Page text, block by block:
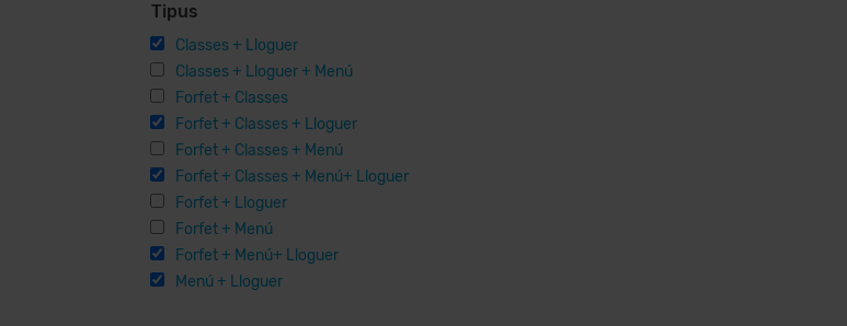
Tipus
Classes + Lloguer
Classes + Lloguer + Menú
Forfet + Classes
Forfet + Classes + Lloguer
Forfet + Classes + Menú
Forfet + Classes + Menú+ Lloguer
Forfet + Lloguer
Forfet + Menú
Forfet + Menú+ Lloguer
Menú + Lloguer